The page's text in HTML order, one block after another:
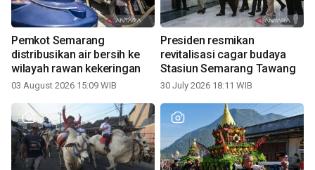
Pemkot Semarang
distribusikan air bersih ke
wilayah rawan kekeringan
03 August 2026 15:09 WIB
Presiden resmikan
revitalisasi cagar budaya
Stasiun Semarang Tawang
30 July 2026 18:11 WIB